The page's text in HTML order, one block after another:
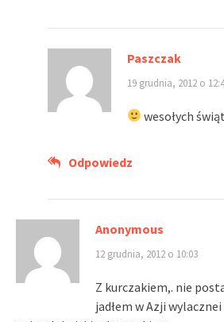
Paszczak
19 grudnia, 2012 o
wesołych świąt
Odpowiedz
Anonymous
12 grudnia, 2012 o 10:03
Z kurczakiem,. nie
jadłem w Azji